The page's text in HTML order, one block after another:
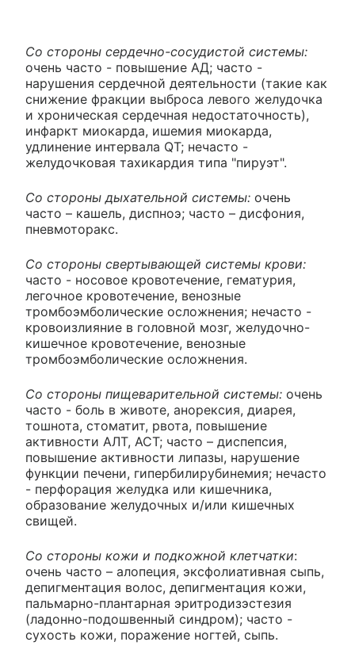
Со стороны сердечно-сосудистой системы:
очень часто - повышение АД; часто -
нарушения сердечной деятельности (такие как
снижение фракции выброса левого желудочка
и хроническая сердечная недостаточность),
инфаркт миокарда, ишемия миокарда,
удлинение интервала QT; нечасто -
желудочковая тахикардия типа "пируэт".
Со стороны дыхательной системы: очень
часто – кашель, диспноэ; часто – дисфония,
пневмоторакс.
Со стороны свертывающей системы крови:
часто - носовое кровотечение, гематурия,
легочное кровотечение, венозные
тромбоэмболические осложнения; нечасто -
кровоизлияние в головной мозг, желудочно-
кишечное кровотечение, венозные
тромбоэмболические осложнения.
Со стороны пищеварительной системы: очень
часто - боль в животе, анорексия, диарея,
тошнота, стоматит, рвота, повышение
активности АЛТ, АСТ; часто – диспепсия,
повышение активности липазы, нарушение
функции печени, гипербилирубинемия; нечасто
- перфорация желудка или кишечника,
образование желудочных и/или кишечных
свищей.
Со стороны кожи и подкожной клетчатки:
очень часто – алопеция, эксфолиативная сыпь,
депигментация волос, депигментация кожи,
пальмарно-плантарная эритродизэстезия
(ладонно-подошвенный синдром); часто -
сухость кожи, поражение ногтей, сыпь.